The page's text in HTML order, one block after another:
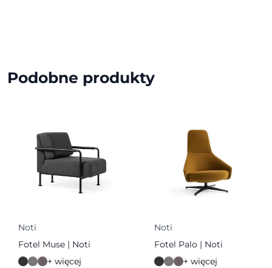
Podobne produkty
Noti
Fotel Muse | Noti
+ więcej
Noti
Fotel Palo | Noti
+ więcej